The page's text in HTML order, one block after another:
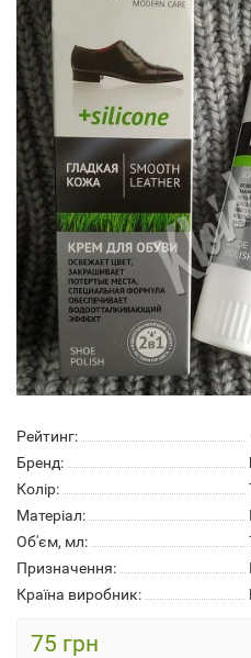
Рейтинг:
Бренд:
Колір:
Матеріал:
Об'єм, мл:
Призначення:
Країна виробник:
75 грн